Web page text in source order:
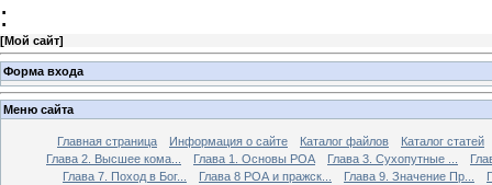
:
[Мой сайт]
Форма входа
Меню сайта
Главная страница Информация о сайте Каталог файлов
Каталог статей
Глава 2. Высшее кома...
Глава 1. Основы РОА Глава 3. Сухопутные ...
Глава 7. Поход в Бог...
Глава 8 РОА и пражск... Глава 9. Значение Пр...